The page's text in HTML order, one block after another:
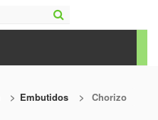
+
> Embutidos > Chorizo